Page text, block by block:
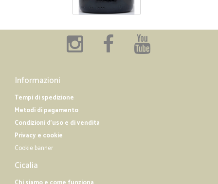
Informazioni
Tempi di spedizione
Metodi di pagamento
Condizioni d'uso e di vendita
Privacy e cookie
Cookie banner
Cicalia